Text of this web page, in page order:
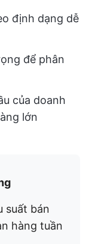
định dạng dễ
để phân
của doanh
lớn
suất bán
hàng tuần